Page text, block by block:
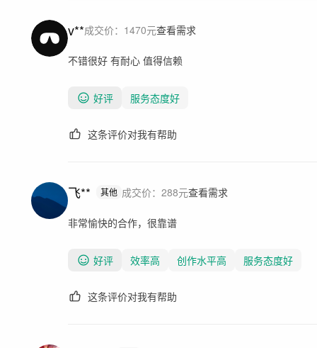
v**成交价： 1470元查看需求
不错很好 有耐心 值得信赖
好评 服务态度好
这条评价对我有帮助
飞** 其他 成交价： 288元查看需求
非常愉快的合作，很靠谱
好评 效率高 创作水平高 服务态度好
这条评价对我有帮助